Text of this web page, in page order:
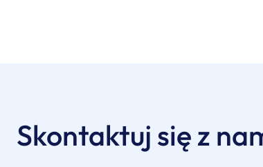
Skontaktuj się z